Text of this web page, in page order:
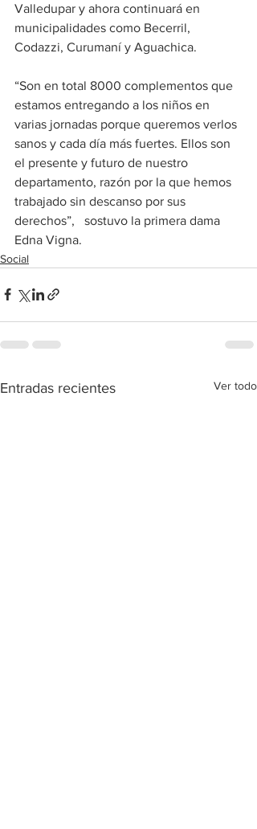
Valledupar y ahora continuará en
municipalidades como Becerril,
Codazzi, Curumaní y Aguachica.
“Son en total 8000 complementos que
estamos entregando a los niños en
varias jornadas porque queremos verlos
sanos y cada día más fuertes. Ellos son
el presente y futuro de nuestro
departamento, razón por la que hemos
trabajado sin descanso por sus
derechos”,   sostuvo la primera dama
Edna Vigna.
Social
Entradas recientes Ver todo